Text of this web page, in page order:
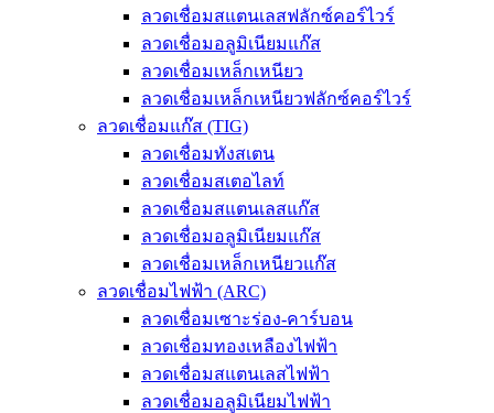
ลวดเชื่อมสแตนเลสฟลักซ์คอร์ไวร์
ลวดเชื่อมอลูมิเนียมแก๊ส
ลวดเชื่อมเหล็กเหนียว
ลวดเชื่อมเหล็กเหนียวฟลักซ์คอร์ไวร์
ลวดเชื่อมแก๊ส (TIG)
ลวดเชื่อมทังสเตน
ลวดเชื่อมสเตอไลท์
ลวดเชื่อมสแตนเลสแก๊ส
ลวดเชื่อมอลูมิเนียมแก๊ส
ลวดเชื่อมเหล็กเหนียวแก๊ส
ลวดเชื่อมไฟฟ้า (ARC)
ลวดเชื่อมเซาะร่อง-คาร์บอน
ลวดเชื่อมทองเหลืองไฟฟ้า
ลวดเชื่อมสแตนเลสไฟฟ้า
ลวดเชื่อมอลูมิเนียมไฟฟ้า